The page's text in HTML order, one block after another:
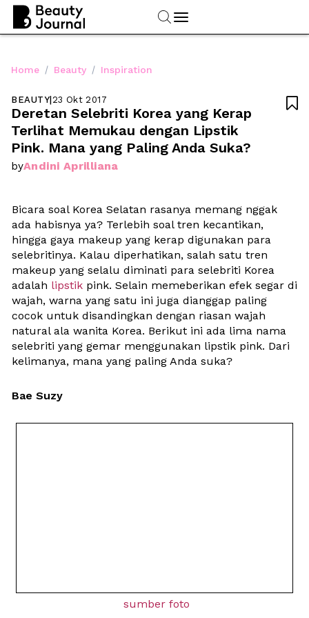
Home / Beauty / Inspiration
BEAUTY|23 Okt 2017
Deretan Selebriti Korea yang Kerap
Terlihat Memukau dengan Lipstik
Pink. Mana yang Paling Anda Suka?
byAndini Aprilliana

Bicara soal Korea Selatan rasanya memang nggak
ada habisnya ya? Terlebih soal tren kecantikan,
hingga gaya makeup yang kerap digunakan para
selebritinya. Kalau diperhatikan, salah satu tren
makeup yang selalu diminati para selebriti Korea
adalah lipstik pink. Selain memeberikan efek segar di
wajah, warna yang satu ini juga dianggap paling
cocok untuk disandingkan dengan riasan wajah
natural ala wanita Korea. Berikut ini ada lima nama
selebriti yang gemar menggunakan lipstik pink. Dari
kelimanya, mana yang paling Anda suka?
Bae Suzy
sumber foto